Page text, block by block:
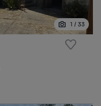
1 / 33